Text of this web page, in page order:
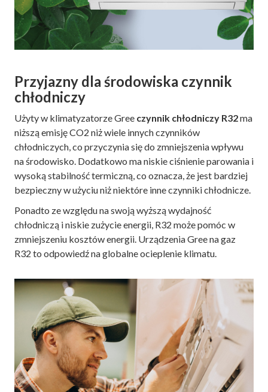
Przyjazny dla środowiska czynnik
chłodniczy
Użyty w klimatyzatorze Gree czynnik chłodniczy R32ma
niższą emisję CO2 niż wiele innych czynników
chłodniczych, co przyczynia się do zmniejszenia wpływu
na środowisko. Dodatkowo ma niskie ciśnienie parowania i
wysoką stabilność termiczną, co oznacza, że ​​jest bardziej
bezpieczny w użyciu niż niektóre inne czynniki chłodnicze.
Ponadto ze względu na swoją wyższą wydajność
chłodniczą i niskie zużycie energii, R32 może pomóc w
zmniejszeniu kosztów energii. Urządzenia Gree na gaz
R32 to odpowiedź na globalne ocieplenie klimatu.